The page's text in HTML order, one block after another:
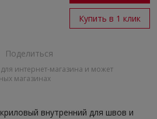
Купить в 1 клик
Поделиться
интернет-магазина и может
магазинах
внутренний для швов и